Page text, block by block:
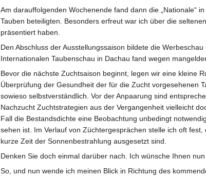
Am darauffolgenden Wochenende fand dann die „Nationale“
Tauben beteiligten. Besonders erfreut war ich über die
präsentiert haben.
Den Abschluss der Ausstellungssaison bildete die
Internationalen Taubenschau in Dachau fand wegen
Bevor die nächste Zuchtsaison beginnt, legen wir eine kleine
Überprüfung der Gesundheit der für die Zucht vorgesehenen
sowieso selbstverständlich. Vor der Anpaarung sind
Nachzucht Zuchtstrategien aus der Vergangenheit vielleicht
Fall die Bestandsdichte eine Beobachtung unbedingt
sehen ist. Im Verlauf von Züchtergesprächen stelle ich oft
kurze Zeit der Sonnenbestrahlung ausgesetzt sind.
Denken Sie doch einmal darüber nach. Ich wünsche Ihnen
So, und nun wende ich meinen Blick in Richtung des